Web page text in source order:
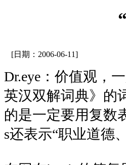
[日期：2006-06-11]
Dr.eye：价值观，
英汉双解词典》的
的是一定要用复数
s还表示“职业道德